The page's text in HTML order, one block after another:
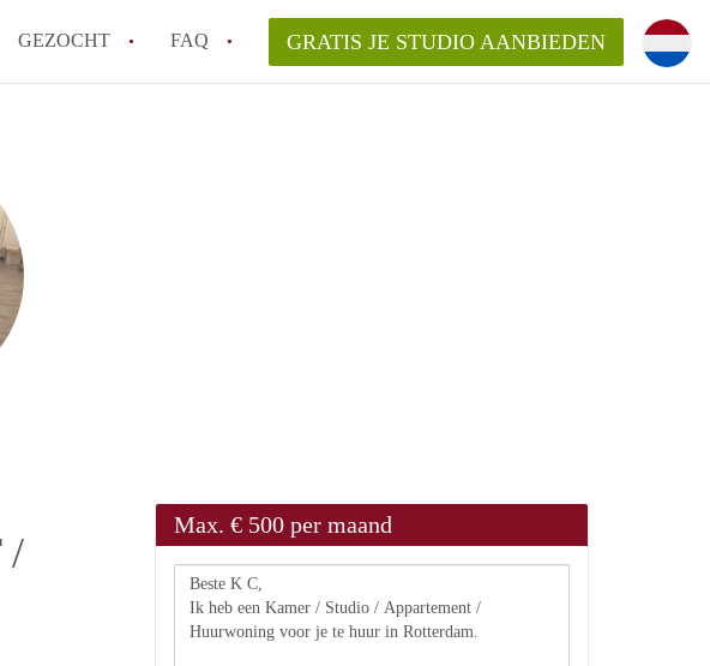
GEZOCHT FAQ
StudiosRotterdam?
de privacyverklaring van StudiosRotterdam?
verantwoordelijk voor de aangeboden Studio / Studio's
vragen
GRATIS JE STUDIO AANBIEDEN
/
Max. € 500 per maand